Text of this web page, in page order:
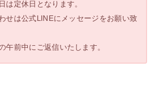
は定休日となります。
せは公式LINEにメッセージをお願い致
午前中にご返信いたします。